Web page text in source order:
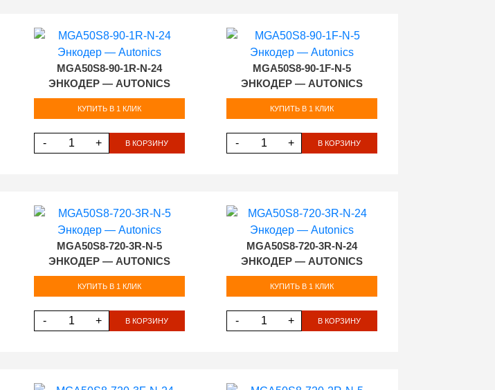
MGA50S8-90-1R-N-24
ЭНКОДЕР — AUTONICS
КУПИТЬ В 1 КЛИК
- + В КОРЗИНУ
MGA50S8-90-1F-N-5
ЭНКОДЕР — AUTONICS
КУПИТЬ В 1 КЛИК
- + В КОРЗИНУ
MGA50S8-720-3R-N-5
ЭНКОДЕР — AUTONICS
КУПИТЬ В 1 КЛИК
- + В КОРЗИНУ
MGA50S8-720-3R-N-24
ЭНКОДЕР — AUTONICS
КУПИТЬ В 1 КЛИК
- + В КОРЗИНУ